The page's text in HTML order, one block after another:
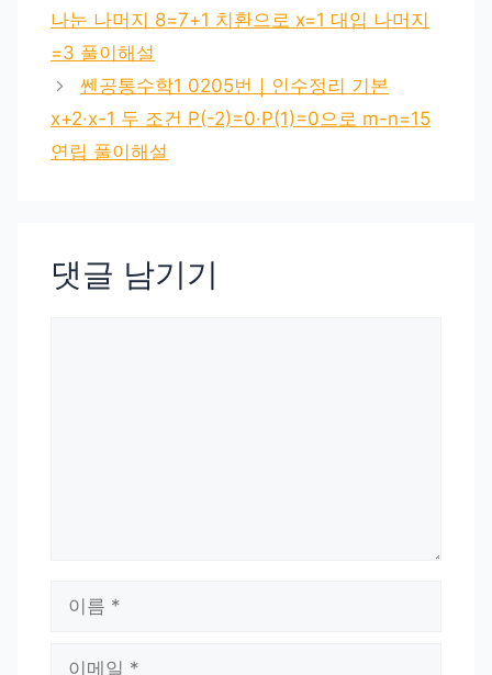
나눈 나머지 8=7+1 치환으로 x=1 대입 나머지
=3 풀이해설
쎈공통수학1 0205번｜인수정리 기본
x+2·x-1 두 조건 P(-2)=0·P(1)=0으로 m-n=15
연립 풀이해설
댓글 남기기